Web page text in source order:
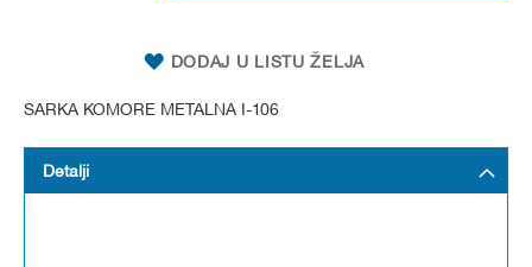
DODAJ U LISTU ŽELJA
SARKA KOMORE METALNA I-106
Detalji